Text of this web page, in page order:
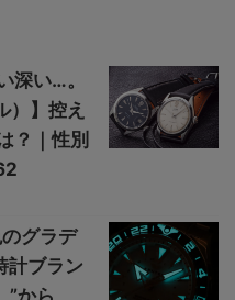
深い…。
）】控え
？｜性別
グラデ
計ブラン